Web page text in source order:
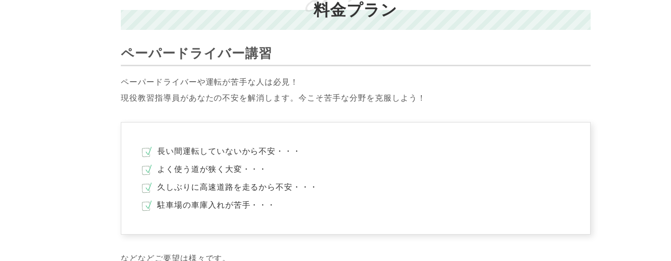
料金プラン
ペーパードライバー講習
ペーパードライバーや運転が苦手な人は必見！
現役教習指導員があなたの不安を解消します。今こそ苦手な分野を克服しよう！
長い間運転していないから不安・・・
よく使う道が狭く大変・・・
久しぶりに高速道路を走るから不安・・・
駐車場の車庫入れが苦手・・・
などなどご要望は様々です。